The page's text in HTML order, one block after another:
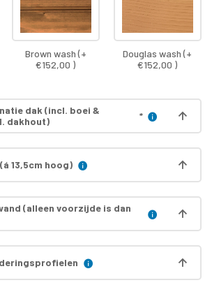
Brown wash (+
€152,00 )
Douglas wash (+
€152,00 )
dak (incl. boei &
dakhout)
*
13,5cm hoog)
(alleen voorzijde is dan